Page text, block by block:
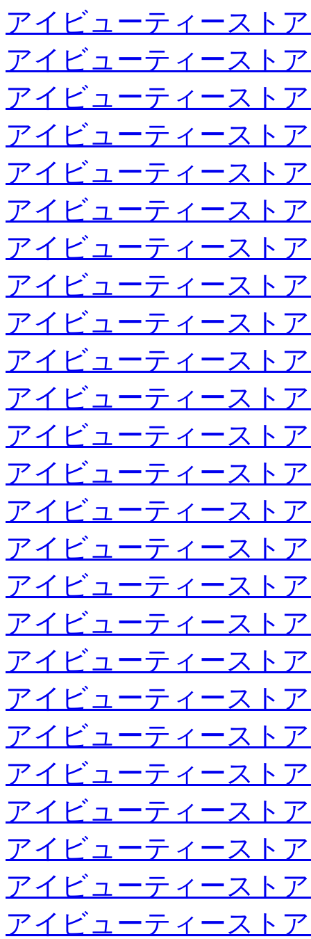
アイビューティースト
アイビューティースト
アイビューティースト
アイビューティースト
アイビューティースト
アイビューティースト
アイビューティースト
アイビューティースト
アイビューティースト
アイビューティースト
アイビューティースト
アイビューティースト
アイビューティースト
アイビューティースト
アイビューティースト
アイビューティースト
アイビューティースト
アイビューティースト
アイビューティースト
アイビューティースト
アイビューティースト
アイビューティースト
アイビューティースト
アイビューティースト
アイビューティースト